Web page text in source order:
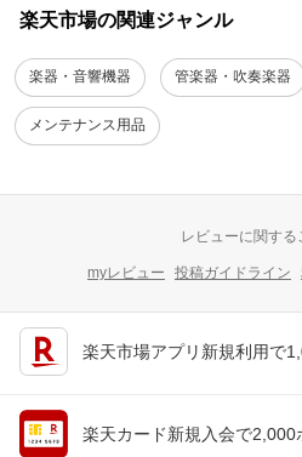
楽天市場の関連ジャンル
楽器・音響機器 管楽器・吹奏楽器
メンテナンス用品
レビューに関する
myレビュー 投稿ガイドライン
楽天市場アプリ新規利用で
楽天カード新規入会で2,000